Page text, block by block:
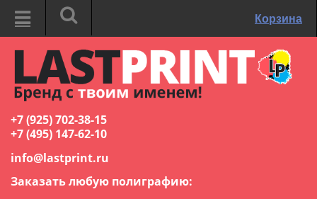
Корзина
+7 (925) 702-38-15
+7 (495) 147-62-10
info@lastprint.ru
Заказать любую полиграфию: